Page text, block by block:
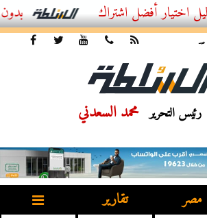
أفضل اشتراك IPTV بدون تقطيع 2026 – دليل المشاهد العصري
رئيس التحرير محمد السعدني
مصر تقارير